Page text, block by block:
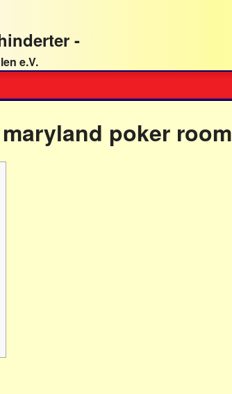
-
e.V.
poker room